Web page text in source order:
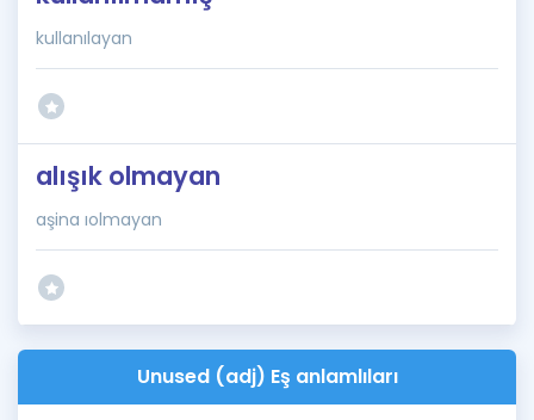
kullanılayan
alışık olmayan
aşina ıolmayan
Unused (adj) Eş anlamlıları